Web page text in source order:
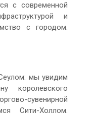
с современной
и
с городом.
мы увидим
королевского
сувенирной
Сити-Холлом.